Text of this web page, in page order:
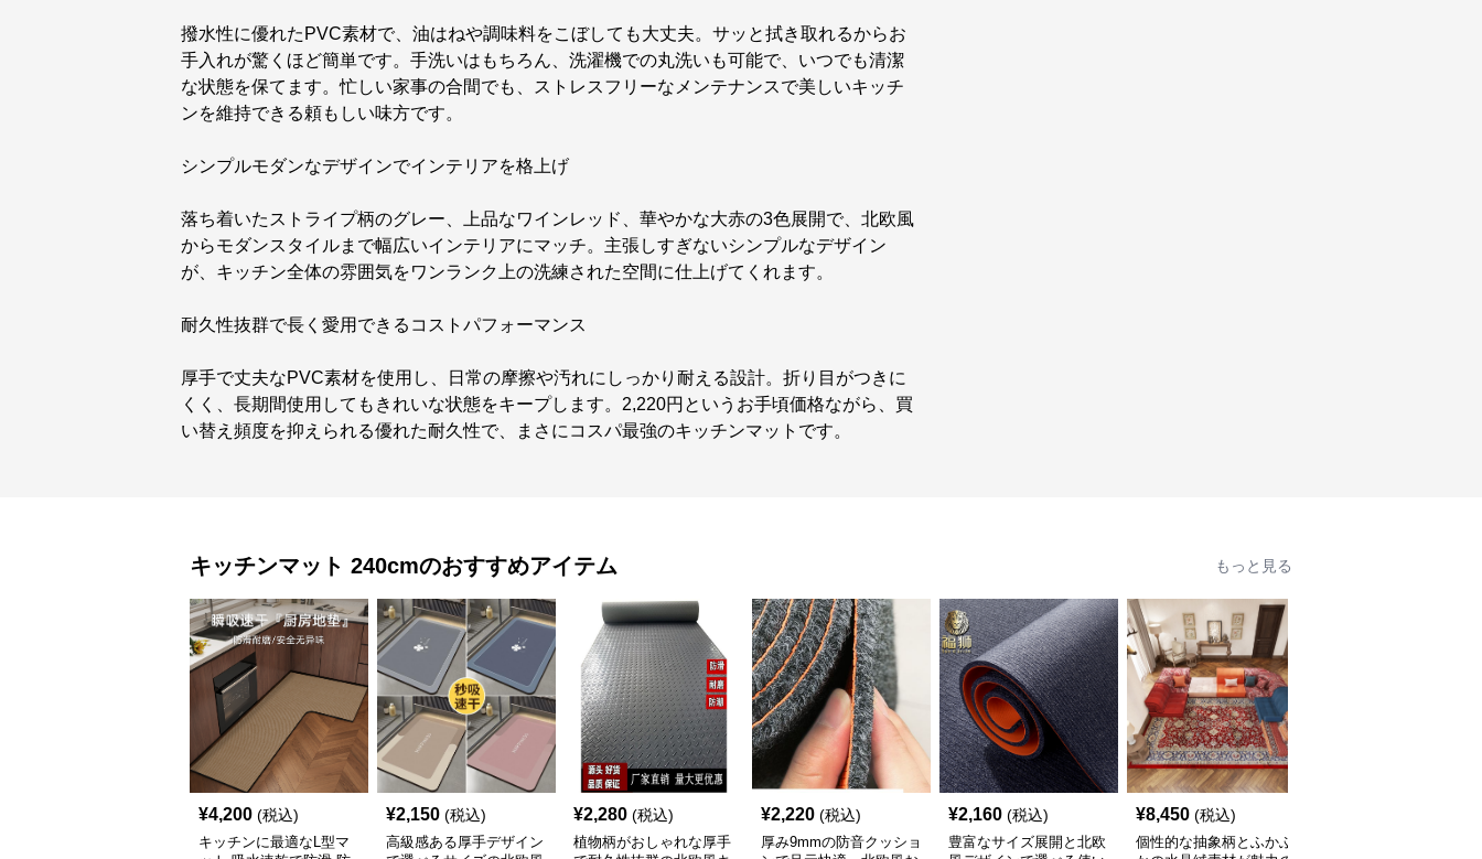
撥水性に優れたPVC素材で、油はねや調味料をこぼしても大丈夫。サッと拭き取れるからお
手入れが驚くほど簡単です。手洗いはもちろん、洗濯機での丸洗いも可能で、いつでも清潔
な状態を保てます。忙しい家事の合間でも、ストレスフリーなメンテナンスで美しいキッチ
ンを維持できる頼もしい味方です。
シンプルモダンなデザインでインテリアを格上げ
落ち着いたストライプ柄のグレー、上品なワインレッド、華やかな大赤の3色展開で、北欧風
からモダンスタイルまで幅広いインテリアにマッチ。主張しすぎないシンプルなデザイン
が、キッチン全体の雰囲気をワンランク上の洗練された空間に仕上げてくれます。
耐久性抜群で長く愛用できるコストパフォーマンス
厚手で丈夫なPVC素材を使用し、日常の摩擦や汚れにしっかり耐える設計。折り目がつきに
くく、長期間使用してもきれいな状態をキープします。2,220円というお手頃価格ながら、買
い替え頻度を抑えられる優れた耐久性で、まさにコスパ最強のキッチンマットです。
キッチンマット 240cmのおすすめアイテム もっと見る
¥4,200 (税込)
キッチンに最適なL型マ
¥2,150 (税込)
高級感ある厚手デザイン
¥2,280 (税込)
植物柄がおしゃれな厚手
¥2,220 (税込)
厚み9mmの防音クッショ
¥2,160 (税込)
豊富なサイズ展開と北欧
¥8,450 (税込)
個性的な抽象柄とふかふ